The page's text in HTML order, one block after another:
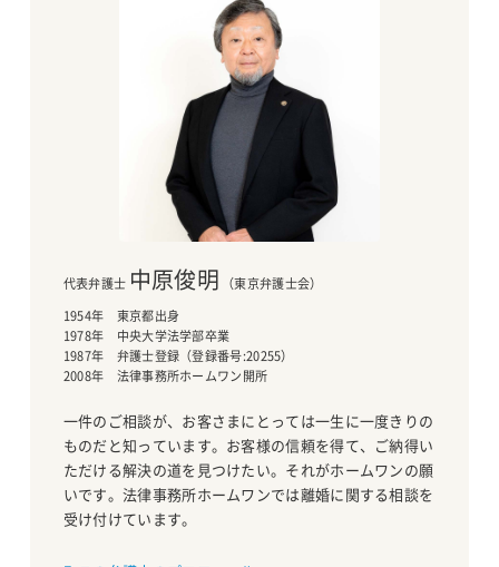
代表弁護士 中原俊明 （東京弁護士会）
1954年 東京都出身
1978年 中央大学法学部卒業
1987年 弁護士登録（登録番号:20255）
2008年 法律事務所ホームワン開所
一件のご相談が、お客さまにとっては一生に一度きりの
ものだと知っています。お客様の信頼を得て、ご納得い
ただける解決の道を見つけたい。それがホームワンの願
いです。法律事務所ホームワンでは離婚に関する相談を
受け付けています。